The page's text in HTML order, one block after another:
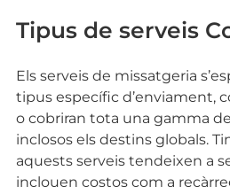
Tipus de serveis
Els serveis de missatgeria
tipus específic d’enviament,
o cobriran tota una gamma
inclosos els destins globals.
aquests serveis tendeixen a
inclouen costos com a